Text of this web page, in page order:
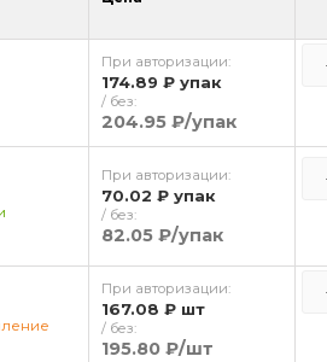
При авторизации:
174.89 ₽ упак
/ без:
204.95 ₽/упак
При авторизации:
70.02 ₽ упак
/ без:
82.05 ₽/упак
При авторизации:
167.08 ₽ шт
/ без:
195.80 ₽/шт